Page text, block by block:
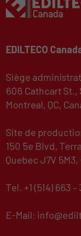
EDILTECO
Siège
606 Cathcart St.,
Montreal, QC,
Site de
150 5e Blvd,
Quebec J7V 5M3,
Tel. +1 (514) 663
E-Mail: